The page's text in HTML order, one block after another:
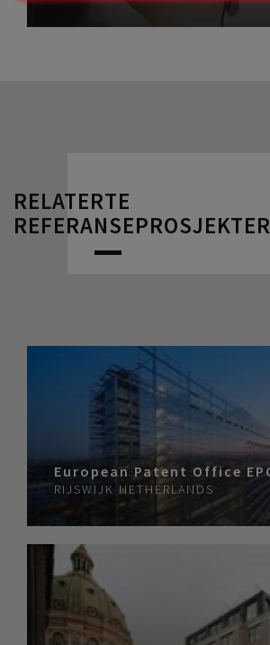
RELATERTE
REFERANSEPROSJEKTER
European Patent Office
RIJSWIJK NETHERLANDS